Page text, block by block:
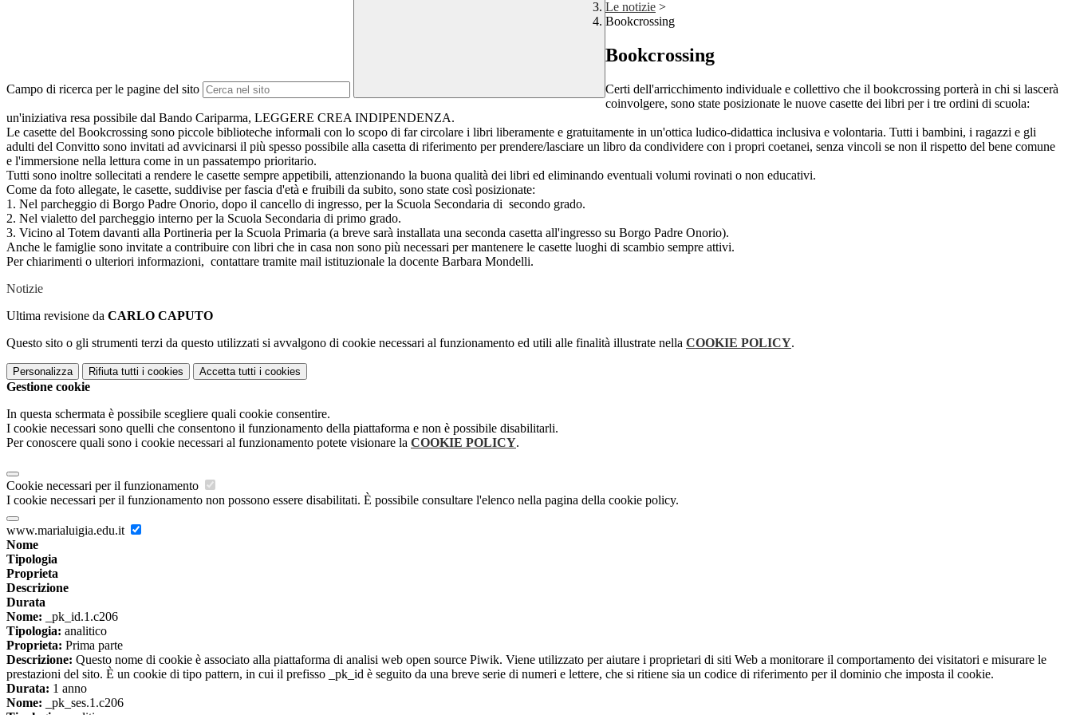
Campo di ricerca per le pagine del sito
Le notizie >
Bookcrossing
Bookcrossing
Certi dell'arricchimento individuale e collettivo che il bookcrossing porterà in chi si lascerà
coinvolgere, sono state posizionate le nuove casette dei libri per i tre ordini di scuola:
un'iniziativa resa possibile dal Bando Cariparma, LEGGERE CREA INDIPENDENZA.
Le casette del Bookcrossing sono piccole biblioteche informali con lo scopo di far circolare i libri liberamente e gratuitamente in un'ottica ludico-didattica inclusiva e volontaria. Tutti i bambini, i ragazzi e gli
adulti del Convitto sono invitati ad avvicinarsi il più spesso possibile alla casetta di riferimento per prendere/lasciare un libro da condividere con i propri coetanei, senza vincoli se non il rispetto del bene comune
e l'immersione nella lettura come in un passatempo prioritario.
Tutti sono inoltre sollecitati a rendere le casette sempre appetibili, attenzionando la buona qualità dei libri ed eliminando eventuali volumi rovinati o non educativi.
Come da foto allegate, le casette, suddivise per fascia d'età e fruibili da subito, sono state così posizionate:
1. Nel parcheggio di Borgo Padre Onorio, dopo il cancello di ingresso, per la Scuola Secondaria di secondo grado.
2. Nel vialetto del parcheggio interno per la Scuola Secondaria di primo grado.
3. Vicino al Totem davanti alla Portineria per la Scuola Primaria (a breve sarà installata una seconda casetta all'ingresso su Borgo Padre Onorio).
Anche le famiglie sono invitate a contribuire con libri che in casa non sono più necessari per mantenere le casette luoghi di scambio sempre attivi.
Per chiarimenti o ulteriori informazioni, contattare tramite mail istituzionale la docente Barbara Mondelli.
Notizie
Ultima revisione da CARLO CAPUTO
Questo sito o gli strumenti terzi da questo utilizzati si avvalgono di cookie necessari al funzionamento ed utili alle finalità illustrate nella COOKIE POLICY.
Personalizza Rifiuta tutti i cookies Accetta tutti i cookies
Gestione cookie
In questa schermata è possibile scegliere quali cookie consentire.
I cookie necessari sono quelli che consentono il funzionamento della piattaforma e non è possibile disabilitarli.
Per conoscere quali sono i cookie necessari al funzionamento potete visionare la COOKIE POLICY.
Cookie necessari per il funzionamento
I cookie necessari per il funzionamento non possono essere disabilitati. È possibile consultare l'elenco nella pagina della cookie policy.
www.marialuigia.edu.it
Nome
Tipologia
Proprieta
Descrizione
Durata
Nome: _pk_id.1.c206
Tipologia: analitico
Proprieta: Prima parte
Descrizione: Questo nome di cookie è associato alla piattaforma di analisi web open source Piwik. Viene utilizzato per aiutare i proprietari di siti Web a monitorare il comportamento dei visitatori e misurare le
prestazioni del sito. È un cookie di tipo pattern, in cui il prefisso _pk_id è seguito da una breve serie di numeri e lettere, che si ritiene sia un codice di riferimento per il dominio che imposta il cookie.
Durata: 1 anno
Nome: _pk_ses.1.c206